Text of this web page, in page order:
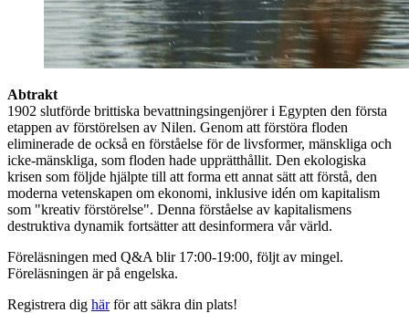
Abtrakt
1902 slutförde brittiska bevattningsingenjörer i Egypten den första
etappen av förstörelsen av Nilen. Genom att förstöra floden
eliminerade de också en förståelse för de livsformer, mänskliga och
icke-mänskliga, som floden hade upprätthållit. Den ekologiska
krisen som följde hjälpte till att forma ett annat sätt att förstå, den
moderna vetenskapen om ekonomi, inklusive idén om kapitalism
som "kreativ förstörelse". Denna förståelse av kapitalismens
destruktiva dynamik fortsätter att desinformera vår värld.
Föreläsningen med Q&A blir 17:00-19:00, följt av mingel.
Föreläsningen är på engelska.
Registrera dig härför att säkra din plats!